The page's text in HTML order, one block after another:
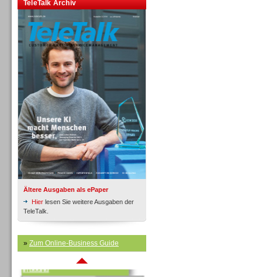
TeleTalk Archiv
Ältere Ausgaben als ePaper
Hier lesen Sie weitere Ausgaben der
TeleTalk.
» Zum Online-Business Guide
Inbound
Inbound
Inbound